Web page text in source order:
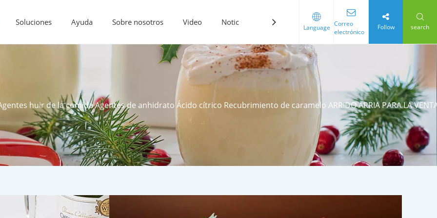
Soluciones Ayuda Sobre nosotros Video Noticias Contáctenos
Language Correo
electrónico
Follow search
huir de la comida Agentes de anhidrato Ácido cítrico Recubrimiento de caramelo ARRIDO ARRIA PARA LA